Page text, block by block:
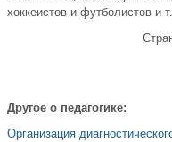
хоккеистов и футболистов и
Другое о педагогике:
Организация